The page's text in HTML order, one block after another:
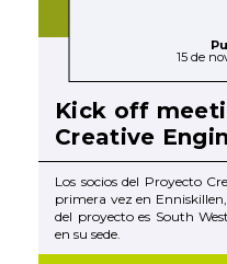
15 de
Kick off
Creative
Los socios del Proyecto
primera vez en
del proyecto es South
en su sede.